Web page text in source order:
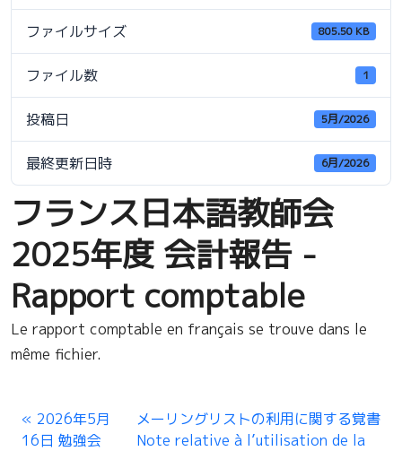
ファイルサイズ 805.50 KB
ファイル数 1
投稿日 5月/2026
最終更新日時 6月/2026
フランス日本語教師会
2025年度 会計報告 -
Rapport comptable
Le rapport comptable en français se trouve dans le
même fichier.
2026年5月
16日 勉強会
メーリングリストの利用に関する覚書
Note relative à l’utilisation de la